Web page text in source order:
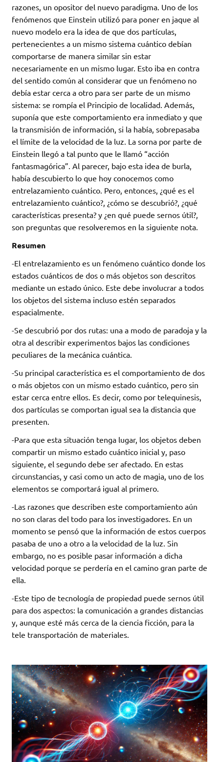
razones, un opositor del nuevo paradigma. Uno de los
fenómenos que Einstein utilizó para poner en jaque al
nuevo modelo era la idea de que dos partículas,
pertenecientes a un mismo sistema cuántico debían
comportarse de manera similar sin estar
necesariamente en un mismo lugar. Esto iba en contra
del sentido común al considerar que un fenómeno no
debía estar cerca a otro para ser parte de un mismo
sistema: se rompía el Principio de localidad. Además,
suponía que este comportamiento era inmediato y que
la transmisión de información, si la había, sobrepasaba
el límite de la velocidad de la luz. La sorna por parte de
Einstein llegó a tal punto que le llamó “acción
fantasmagórica”. Al parecer, bajo esta idea de burla,
había descubierto lo que hoy conocemos como
entrelazamiento cuántico. Pero, entonces, ¿qué es el
entrelazamiento cuántico?, ¿cómo se descubrió?, ¿qué
características presenta? y ¿en qué puede sernos útil?,
son preguntas que resolveremos en la siguiente nota.
Resumen
-El entrelazamiento es un fenómeno cuántico donde los
estados cuánticos de dos o más objetos son descritos
mediante un estado único. Este debe involucrar a todos
los objetos del sistema incluso estén separados
espacialmente.
-Se descubrió por dos rutas: una a modo de paradoja y la
otra al describir experimentos bajos las condiciones
peculiares de la mecánica cuántica.
-Su principal característica es el comportamiento de dos
o más objetos con un mismo estado cuántico, pero sin
estar cerca entre ellos. Es decir, como por telequinesis,
dos partículas se comportan igual sea la distancia que
presenten.
-Para que esta situación tenga lugar, los objetos deben
compartir un mismo estado cuántico inicial y, paso
siguiente, el segundo debe ser afectado. En estas
circunstancias, y casi como un acto de magia, uno de los
elementos se comportará igual al primero.
-Las razones que describen este comportamiento aún
no son claras del todo para los investigadores. En un
momento se pensó que la información de estos cuerpos
pasaba de uno a otro a la velocidad de la luz. Sin
embargo, no es posible pasar información a dicha
velocidad porque se perdería en el camino gran parte de
ella.
-Este tipo de tecnología de propiedad puede sernos útil
para dos aspectos: la comunicación a grandes distancias
y, aunque esté más cerca de la ciencia ficción, para la
tele transportación de materiales.